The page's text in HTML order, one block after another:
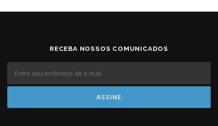
RECEBA NOSSOS COMUNICADOS